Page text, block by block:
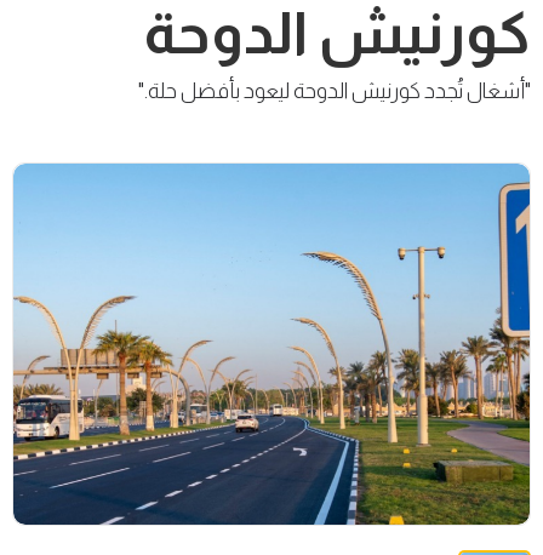
كورنيش الدوحة
"أشغال تُجدد كورنيش الدوحة ليعود بأفضل حلة."